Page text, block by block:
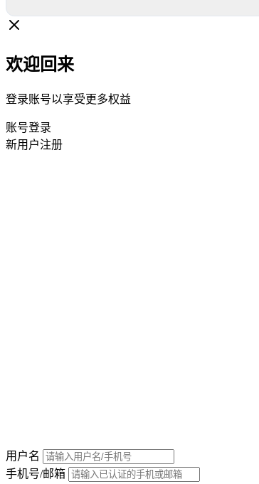
欢迎回来
登录账号以享受更多权益
账号登录
新用户注册
用户名
手机号/邮箱